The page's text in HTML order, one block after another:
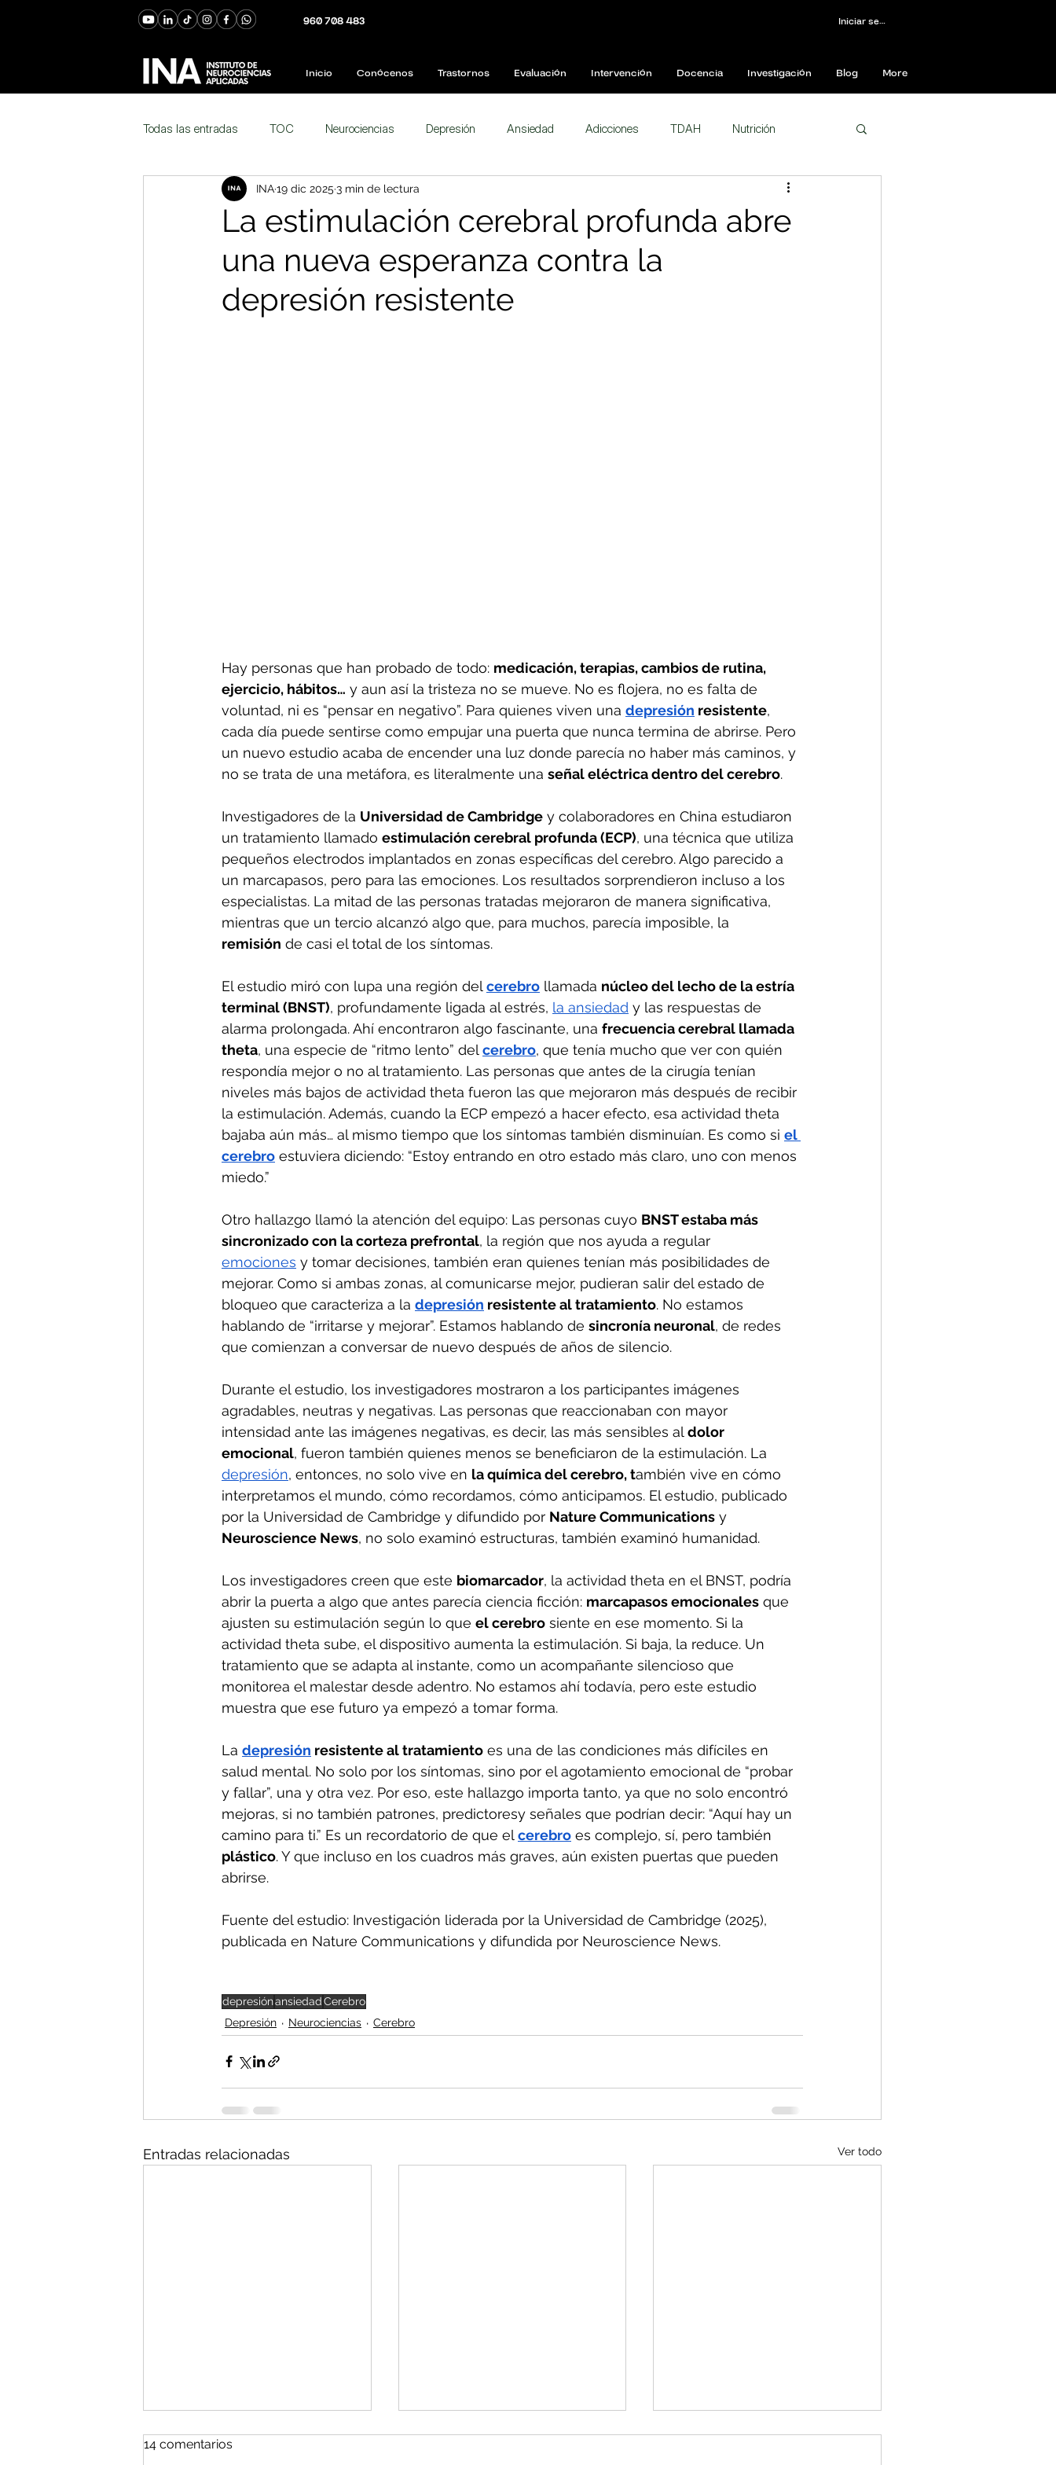
960 708 483 Iniciar sesión
Inicio Conócenos Trastornos Evaluación Intervención Docencia Investigación Blog More
Todas las entradas TOC Neurociencias Depresión Ansiedad Adicciones TDAH Nutrición
Adolescencia Desarrollo Actividades Salud Mental
Personalidad Trastorno de Conducta Desempeño Académico Cerebro
Cambios de Ánimo
La estimulación cerebral profunda abre
una nueva esperanza contra la
depresión resistente
INA19 dic 2025 3 min de lectura
Hay personas que han probado de todo: medicación, terapias, cambios de rutina,
ejercicio, hábitos… y aun así la tristeza no se mueve. No es flojera, no es falta de
voluntad, ni es “pensar en negativo”. Para quienes viven una depresión resistente,
cada día puede sentirse como empujar una puerta que nunca termina de abrirse. Pero
un nuevo estudio acaba de encender una luz donde parecía no haber más caminos, y
no se trata de una metáfora, es literalmente una señal eléctrica dentro del cerebro.
Investigadores de la Universidad de Cambridge y colaboradores en China estudiaron
un tratamiento llamado estimulación cerebral profunda (ECP), una técnica que utiliza
pequeños electrodos implantados en zonas específicas del cerebro. Algo parecido a
un marcapasos, pero para las emociones. Los resultados sorprendieron incluso a los
especialistas. La mitad de las personas tratadas mejoraron de manera significativa,
mientras que un tercio alcanzó algo que, para muchos, parecía imposible, la
remisión de casi el total de los síntomas.
El estudio miró con lupa una región del cerebro llamada núcleo del lecho de la estría
terminal (BNST), profundamente ligada al estrés, la ansiedad y las respuestas de
alarma prolongada. Ahí encontraron algo fascinante, una frecuencia cerebral llamada
theta, una especie de “ritmo lento” del cerebro, que tenía mucho que ver con quién
respondía mejor o no al tratamiento. Las personas que antes de la cirugía tenían
niveles más bajos de actividad theta fueron las que mejoraron más después de recibir
la estimulación. Además, cuando la ECP empezó a hacer efecto, esa actividad theta
bajaba aún más… al mismo tiempo que los síntomas también disminuían. Es como si el
cerebro estuviera diciendo: “Estoy entrando en otro estado más claro, uno con menos
miedo.”
Otro hallazgo llamó la atención del equipo: Las personas cuyo BNST estaba más
sincronizado con la corteza prefrontal, la región que nos ayuda a regular
emociones y tomar decisiones, también eran quienes tenían más posibilidades de
mejorar. Como si ambas zonas, al comunicarse mejor, pudieran salir del estado de
bloqueo que caracteriza a la depresión resistente al tratamiento. No estamos
hablando de “irritarse y mejorar”. Estamos hablando de sincronía neuronal, de redes
que comienzan a conversar de nuevo después de años de silencio.
Durante el estudio, los investigadores mostraron a los participantes imágenes
agradables, neutras y negativas. Las personas que reaccionaban con mayor
intensidad ante las imágenes negativas, es decir, las más sensibles al dolor
emocional, fueron también quienes menos se beneficiaron de la estimulación. La
depresión, entonces, no solo vive en la química del cerebro, también vive en cómo
interpretamos el mundo, cómo recordamos, cómo anticipamos. El estudio, publicado
por la Universidad de Cambridge y difundido por Nature Communications y
Neuroscience News, no solo examinó estructuras, también examinó humanidad.
Los investigadores creen que este biomarcador, la actividad theta en el BNST, podría
abrir la puerta a algo que antes parecía ciencia ficción: marcapasos emocionales que
ajusten su estimulación según lo que el cerebro siente en ese momento. Si la
actividad theta sube, el dispositivo aumenta la estimulación. Si baja, la reduce. Un
tratamiento que se adapta al instante, como un acompañante silencioso que
monitorea el malestar desde adentro. No estamos ahí todavía, pero este estudio
muestra que ese futuro ya empezó a tomar forma.
La depresión resistente al tratamiento es una de las condiciones más difíciles en
salud mental. No solo por los síntomas, sino por el agotamiento emocional de “probar
y fallar”, una y otra vez. Por eso, este hallazgo importa tanto, ya que no solo encontró
mejoras, si no también patrones, predictoresy señales que podrían decir: “Aquí hay un
camino para ti.” Es un recordatorio de que el cerebro es complejo, sí, pero también
plástico. Y que incluso en los cuadros más graves, aún existen puertas que pueden
abrirse.
Fuente del estudio: Investigación liderada por la Universidad de Cambridge (2025),
publicada en Nature Communications y difundida por Neuroscience News.
depresiónansiedadCerebro
Depresión
Neurociencias Cerebro
Entradas relacionadas Ver todo
14 comentarios